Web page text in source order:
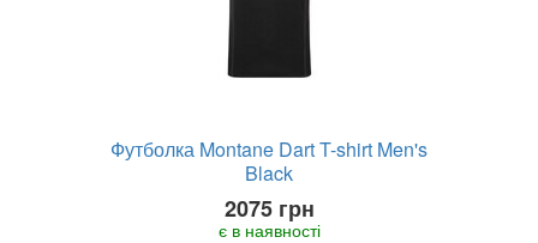
Футболка Montane Dart T-shirt Men's
Black
2075 грн
є в наявності